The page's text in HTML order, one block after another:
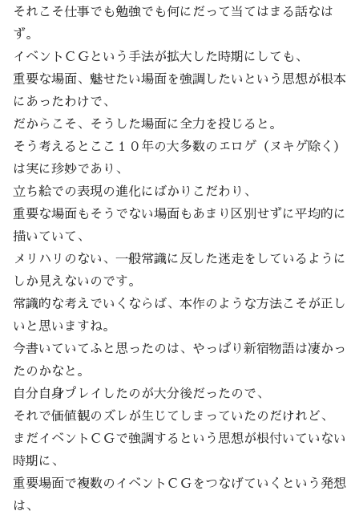
それこそ仕事でも勉強でも何にだって当てはまる話なは
ず。
イベントＣＧという手法が拡大した時期にしても、
重要な場面、魅せたい場面を強調したいという思想が根本
にあったわけで、
だからこそ、そうした場面に全力を投じると。
そう考えるとここ１０年の大多数のエロゲ（ヌキゲ除く）
は実に珍妙であり、
立ち絵での表現の進化にばかりこだわり、
重要な場面もそうでない場面もあまり区別せずに平均的に
描いていて、
メリハリのない、一般常識に反した迷走をしているように
しか見えないのです。
常識的な考えでいくならば、本作のような方法こそが正し
いと思いますね。
今書いていてふと思ったのは、やっぱり新宿物語は凄かっ
たのかなと。
自分自身プレイしたのが大分後だったので、
それで価値観のズレが生じてしまっていたのだけれど、
まだイベントＣＧで強調するという思想が根付いていない
時期に、
重要場面で複数のイベントＣＧをつなげていくという発想
は、